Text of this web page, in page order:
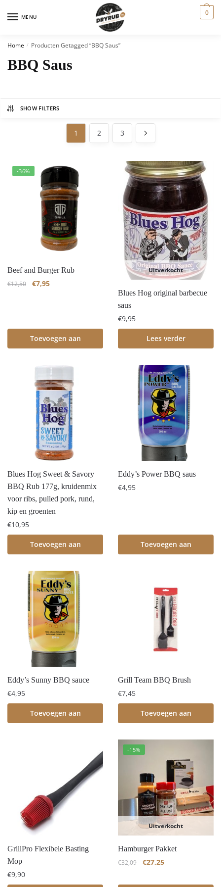
MENU 0
Home / Producten Getagged “BBQ Saus”
BBQ Saus
SHOW FILTERS
1 2 3
-36%
Beef and Burger Rub
€12,50 €7,95
Toevoegen aan
Uitverkocht
Blues Hog original barbecue
saus
€9,95
Lees verder
Blues Hog Sweet & Savory
BBQ Rub 177g, kruidenmix
voor ribs, pulled pork, rund,
kip en groenten
€10,95
Toevoegen aan
Eddy’s Power BBQ saus
€4,95
Toevoegen aan
Eddy’s Sunny BBQ sauce
€4,95
Toevoegen aan
Grill Team BBQ Brush
€7,45
Toevoegen aan
GrillPro Flexibele Basting
Mop
€9,90
-15%
Uitverkocht
Hamburger Pakket
€32,09 €27,25